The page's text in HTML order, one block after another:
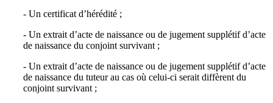
- Un certificat d’hérédité ;
- Un extrait d’acte de naissance ou de jugement supplétif d’acte
de naissance du conjoint survivant ;
- Un extrait d’acte de naissance ou de jugement supplétif d’acte
de naissance du tuteur au cas où celui-ci serait diffèrent du
conjoint survivant ;